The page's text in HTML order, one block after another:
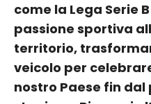
come la Lega Serie
passione sportiva
territorio,
veicolo per
nostro Paese fin